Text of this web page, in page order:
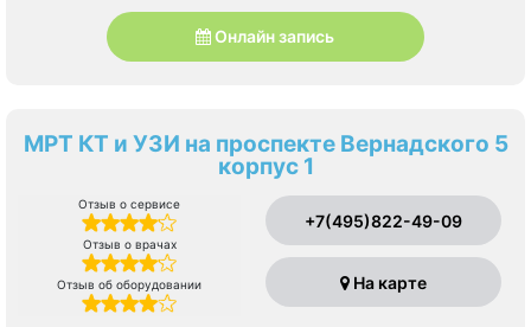
Онлайн запись
МРТ КТ и УЗИ на проспекте Вернадского 5
корпус 1
Отзыв о сервисе
Отзыв о врачах
Отзыв об оборудовании
+7(495)822-49-09
На карте